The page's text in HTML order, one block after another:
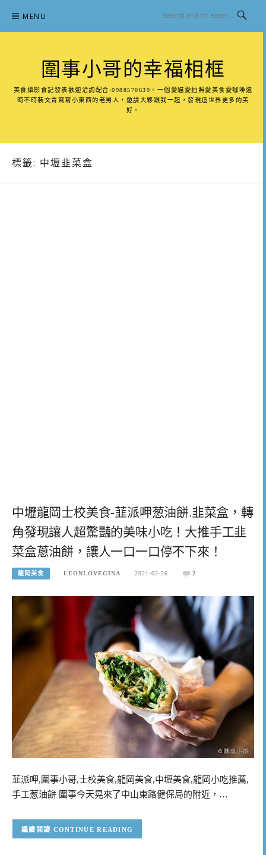
content
MENU
圍事小哥的幸福相框
美食攝影食記發表歡迎洽詢配合:0988570639。一個愛貓愛拍照愛美食愛咖啡還
時不時裝文青寫寫小東西的老男人，邀請大夥跟我一起，發現這世界更多的美
好。
標籤: 中壢韭菜盒
中壢龍岡士校美食-韮派呷葱油餅.韭菜盒，轉
角發現讓人超驚豔的美味小吃！大推手工韭
菜盒蔥油餅，讓人一口一口停不下來！
龍岡美食 LEONLOVEGINA 2021-02-26 2
韮派呷,圍事小哥,士校美食,龍岡美食,中壢美食,龍岡小吃推薦,
手工葱油餅 圍事今天晃來了中山東路健保局的附近，…
CONTINUE READING